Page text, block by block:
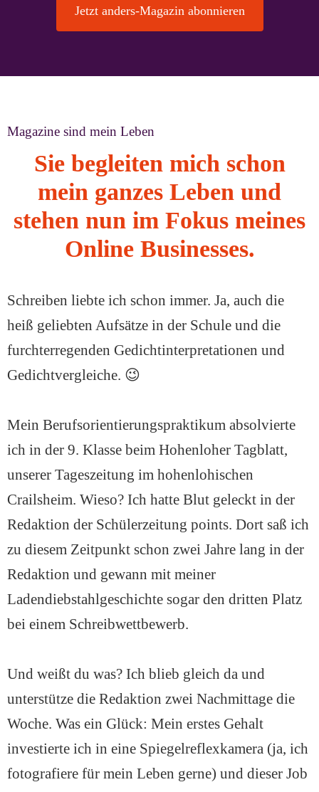
Jetzt anders-Magazin abonnieren
Magazine sind mein Leben
Sie begleiten mich schon
mein ganzes Leben und
stehen nun im Fokus meines
Online Businesses.
Schreiben liebte ich schon immer. Ja, auch die
heiß geliebten Aufsätze in der Schule und die
furchterregenden Gedichtinterpretationen und
Gedichtvergleiche. 😉
Mein Berufsorientierungspraktikum absolvierte
ich in der 9. Klasse beim Hohenloher Tagblatt,
unserer Tageszeitung im hohenlohischen
Crailsheim. Wieso? Ich hatte Blut geleckt in der
Redaktion der Schülerzeitung points. Dort saß ich
zu diesem Zeitpunkt schon zwei Jahre lang in der
Redaktion und gewann mit meiner
Ladendiebstahlgeschichte sogar den dritten Platz
bei einem Schreibwettbewerb.
Und weißt du was? Ich blieb gleich da und
unterstütze die Redaktion zwei Nachmittage die
Woche. Was ein Glück: Mein erstes Gehalt
investierte ich in eine Spiegelreflexkamera (ja, ich
fotografiere für mein Leben gerne) und dieser Job